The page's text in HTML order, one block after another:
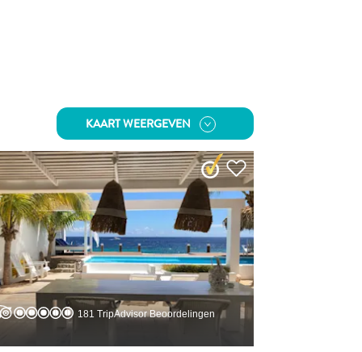
KAART WEERGEVEN
181 TripAdvisor Beoordelingen